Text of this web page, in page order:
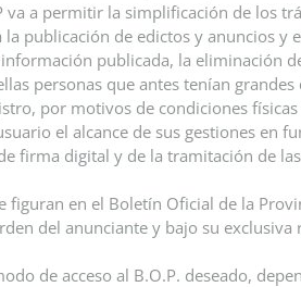
va a permitir la simplificación de los
la publicación de edictos y anuncios y
publicada, la eliminación
personas que antes tenían
por motivos de condiciones
el alcance de sus gestiones en
firma digital y de la tramitación de
figuran en el Boletín Oficial de la
del anunciante y bajo su exclusiva
de acceso al B.O.P. deseado,